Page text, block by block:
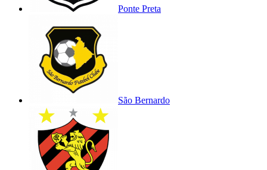
Ponte Preta
São Bernardo